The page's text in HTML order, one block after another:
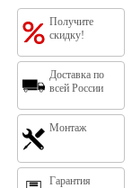
Получите
скидку!
Доставка по
всей России
Монтаж
Гарантия